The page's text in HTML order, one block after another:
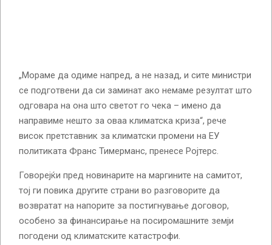
„Мораме да одиме напред, а не назад, и сите министри
се подготвени да си заминат ако немаме резултат што
одговара на она што светот го чека – имено да
направиме нешто за оваа климатска криза“, рече
висок претставник за климатски промени на ЕУ
политиката Франс Тимерманс, пренесе Ројтерс.
Говорејќи пред новинарите на маргините на самитот,
тој ги повика другите страни во разговорите да
возвратат на напорите за постигнување договор,
особено за финансирање на посиромашните земји
погодени од климатските катастрофи.